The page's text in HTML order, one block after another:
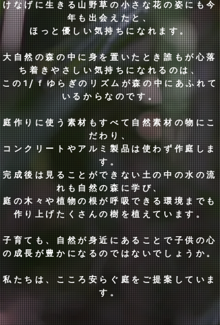
けなげに生きる山野草の小さな花の姿にも今
年も出会えたと、
ほっと優しい気持ちになれます。
大自然の森の中に身を置いたとき誰もが心落
ち着きやさしい気持ちになれるのは、
この1/ｆゆらぎのリズムが森の中にあふれて
いるからなのです。
庭作りに使う素材もすべて自然素材の物にこ
だわり、
コンクリートやアルミ製品は使わず作庭しま
す。
完成後は見ることができない土の中の水の流
れも自然の森に学び、
庭の木々や植物の根が呼吸できる環境までも
作り上げたくさんの樹を植えています。
子育ても、自然が身近にあることで子供の心
の成長が豊かになるのではないでしょうか。
私たちは、こころ安らぐ庭をご提案していま
す。